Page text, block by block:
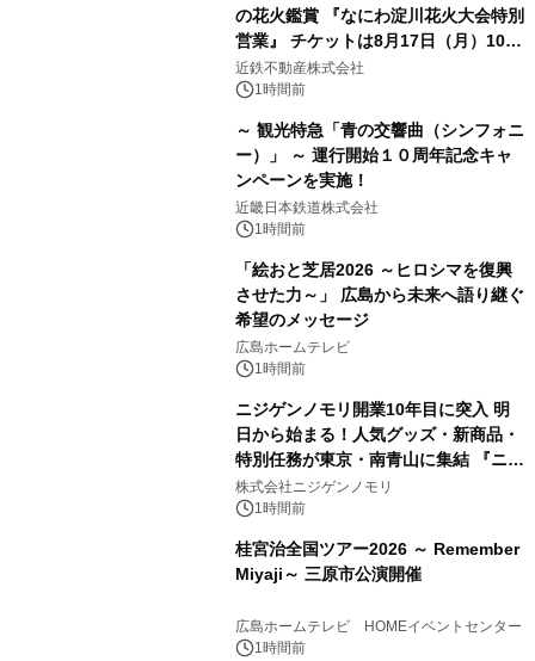
の花火鑑賞 『なにわ淀川花火大会特別
営業』 チケットは8月17日（月）10時
00分から販売開始！
近鉄不動産株式会社
1時間前
～ 観光特急「青の交響曲（シンフォニ
ー）」 ～ 運行開始１０周年記念キャ
ンペーンを実施！
近畿日本鉄道株式会社
1時間前
「絵おと芝居2026 ～ヒロシマを復興
させた力～」 広島から未来へ語り継ぐ
希望のメッセージ
広島ホームテレビ
1時間前
ニジゲンノモリ開業10年目に突入 明
日から始まる！人気グッズ・新商品・
特別任務が東京・南青山に集結 『ニジ
ゲンノモリ POPUPストア in Annex
Aoyama』
株式会社ニジゲンノモリ
1時間前
桂宮治全国ツアー2026 ～ Remember
Miyaji～ 三原市公演開催
広島ホームテレビ HOMEイベントセンター
1時間前